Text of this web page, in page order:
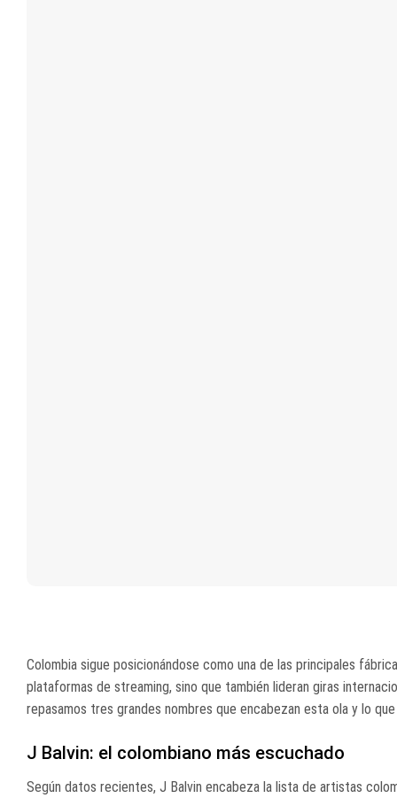
Colombia sigue posicionándose como una de las principales
plataformas de streaming, sino que también lideran giras
repasamos tres grandes nombres que encabezan esta ola y lo
J Balvin: el colombiano más escuchado
Según datos recientes, J Balvin encabeza la lista de artistas